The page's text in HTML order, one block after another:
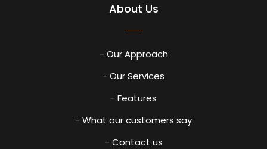
About Us
- Our Approach
- Our Services
- Features
- What our customers say
- Contact us